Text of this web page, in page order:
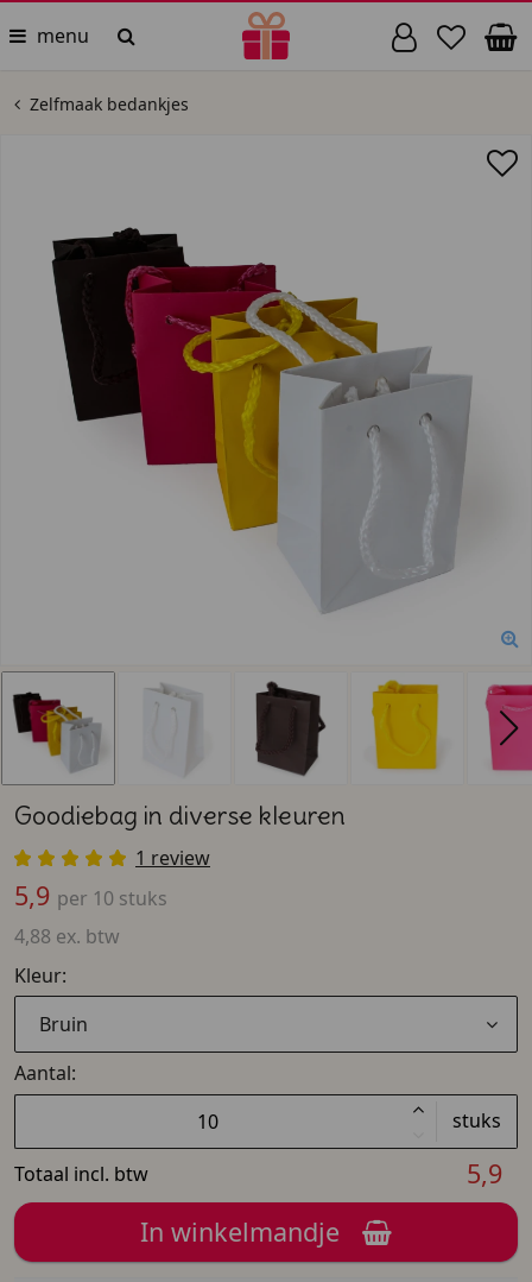
menu
Zelfmaak bedankjes
Goodiebag in diverse kleuren
1 review
5,9 per 10 stuks
4,88 ex. btw
Kleur:
Bruin
Aantal:
stuks
Totaal incl. btw
5,9
In winkelmandje